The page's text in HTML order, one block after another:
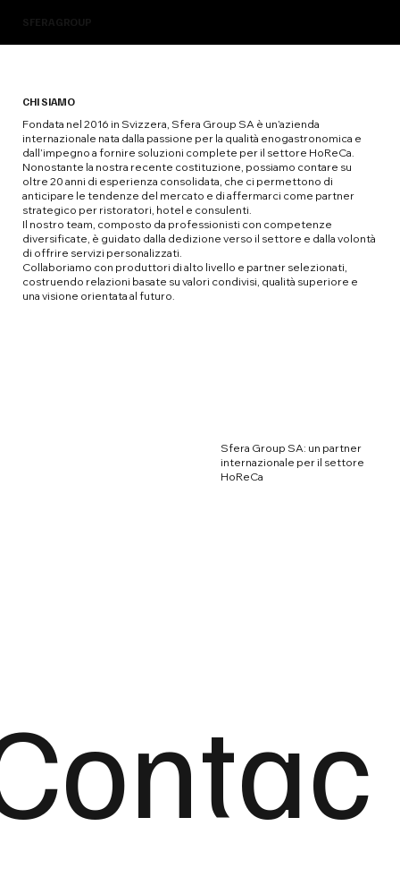
CHI SIAMO
Fondata nel 2016 in Svizzera, Sfera Group SA è un’azienda
internazionale nata dalla passione per la qualità enogastronomica e
dall’impegno a fornire soluzioni complete per il settore HoReCa.
Nonostante la nostra recente costituzione, possiamo contare su
oltre 20 anni di esperienza consolidata, che ci permettono di
anticipare le tendenze del mercato e di affermarci come partner
strategico per ristoratori, hotel e consulenti.
Il nostro team, composto da professionisti con competenze
diversificate, è guidato dalla dedizione verso il settore e dalla volontà
di offrire servizi personalizzati.
Collaboriamo con produttori di alto livello e partner selezionati,
costruendo relazioni basate su valori condivisi, qualità superiore e
una visione orientata al futuro.
Sfera Group SA: un partner
internazionale per il settore
HoReCa